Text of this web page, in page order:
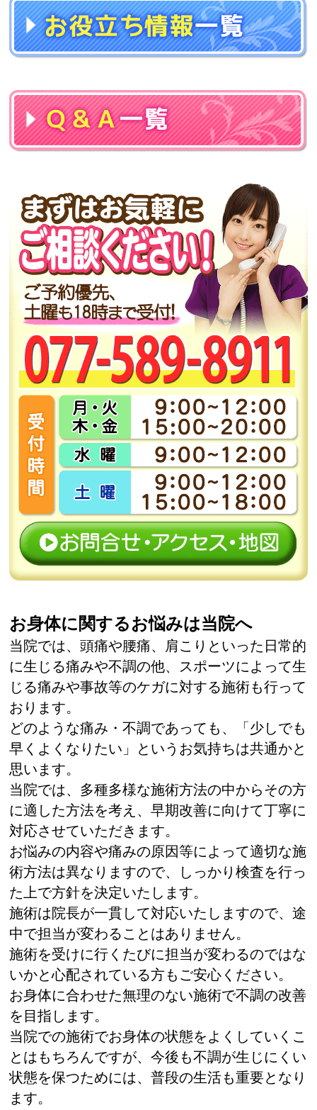
お身体に関するお悩みは当院へ
当院では、頭痛や腰痛、肩こりといった日常的
に生じる痛みや不調の他、スポーツによって生
じる痛みや事故等のケガに対する施術も行って
おります。
どのような痛み・不調であっても、「少しでも
早くよくなりたい」というお気持ちは共通かと
思います。
当院では、多種多様な施術方法の中からその方
に適した方法を考え、早期改善に向けて丁寧に
対応させていただきます。
お悩みの内容や痛みの原因等によって適切な施
術方法は異なりますので、しっかり検査を行っ
た上で方針を決定いたします。
施術は院長が一貫して対応いたしますので、途
中で担当が変わることはありません。
施術を受けに行くたびに担当が変わるのではな
いかと心配されている方もご安心ください。
お身体に合わせた無理のない施術で不調の改善
を目指します。
当院での施術でお身体の状態をよくしていくこ
とはもちろんですが、今後も不調が生じにくい
状態を保つためには、普段の生活も重要となり
ます。